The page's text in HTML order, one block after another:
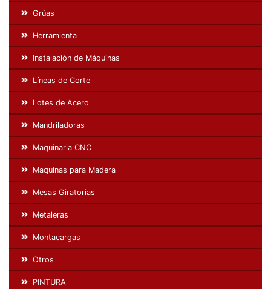
Grúas
Herramienta
Instalación de Máquinas
Líneas de Corte
Lotes de Acero
Mandriladoras
Maquinaria CNC
Maquinas para Madera
Mesas Giratorias
Metaleras
Montacargas
Otros
PINTURA